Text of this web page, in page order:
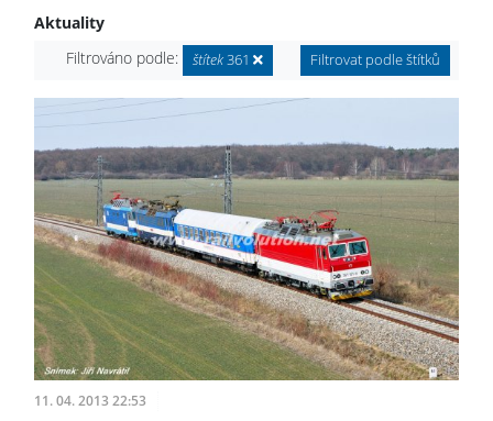
Aktuality
Filtrováno podle:
štítek361 Filtrovat podle štítků
11. 04. 2013 22:53